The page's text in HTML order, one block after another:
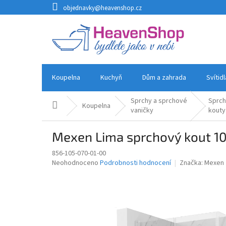
na
objednavky@heavenshop.cz
Koupelna Kuchyň Dům a zahrada
Domů Koupelna
Sprchy a sprchové
vaničky
kouty
Mexen Lima sprchový kout
856-105-070-01-00
Průměrné
Neohodnoceno Podrobnosti hodnocení Značka: Mexen